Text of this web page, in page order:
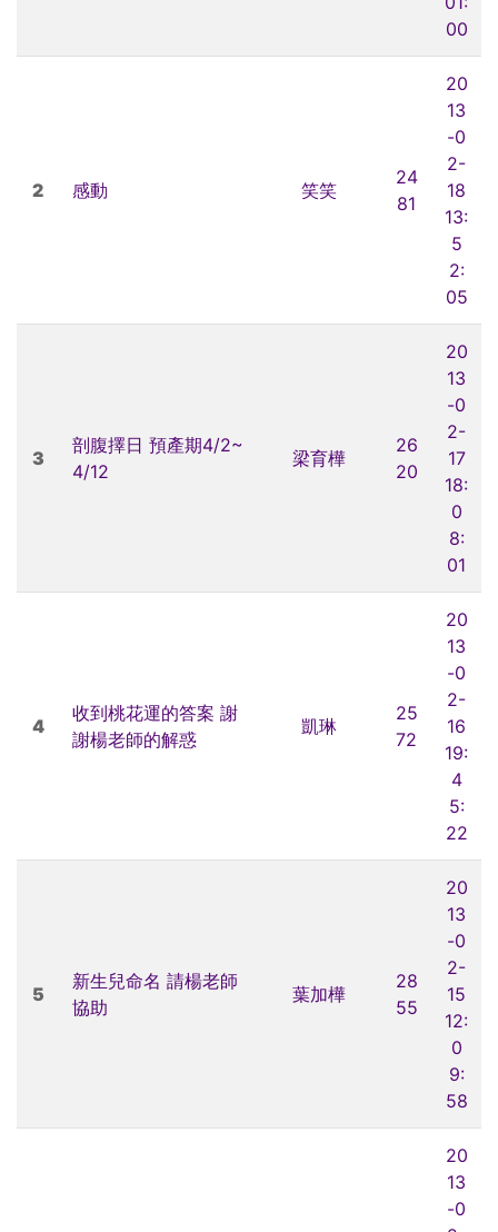
00
2 感動 笑笑
24
81
20
13
-0
2-
18
13:
5
2:
05
3
剖腹擇日 預產期4/2~
4/12
梁育樺
26
20
20
13
-0
2-
17
18:
0
8:
01
4
收到桃花運的答案 謝
謝楊老師的解惑
凱琳
25
72
20
13
-0
2-
16
19:
4
5:
22
5
新生兒命名 請楊老師
協助
葉加樺
28
55
20
13
-0
2-
15
12:
0
9:
58
20
13
-0